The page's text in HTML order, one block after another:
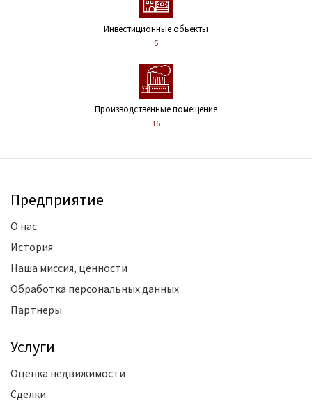
Инвестиционные обьекты
5
Производственные помещение
16
Предприятие
О нас
История
Наша миссия, ценности
Обработка персональных данных
Партнеры
Услуги
Оценка недвижимости
Сделки